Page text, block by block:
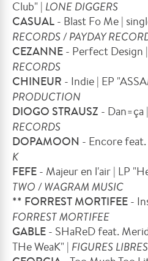
Club" | LONE DIGGERS
CASUAL - Blast Fo Me |
RECORDS / PAYDAY
CEZANNE - Perfect Design
RECORDS
CHINEUR - Indie | EP
PRODUCTION
DIOGO STRAUSZ - Dan=ça
RECORDS
DOPAMOON - Encore
K
FEFE - Majeur en l'air | LP
TWO / WAGRAM MUSIC
** FORREST MORTIFEE -
FORREST MORTIFEE
GABLE - SHaReD feat.
THe WeaK" | FIGURES